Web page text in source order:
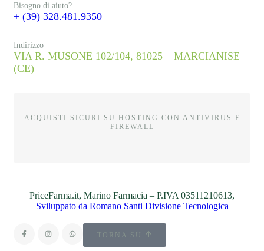
Bisogno di aiuto?
+ (39) 328.481.9350
Indirizzo
VIA R. MUSONE 102/104, 81025 – MARCIANISE
(CE)
ACQUISTI SICURI SU HOSTING CON ANTIVIRUS E
FIREWALL
PriceFarma.it, Marino Farmacia – P.IVA 03511210613,
Sviluppato da Romano Santi Divisione Tecnologica
TORNA SU